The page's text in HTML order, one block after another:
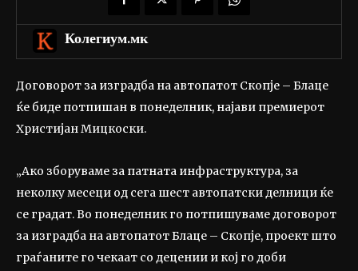
Колегиум.мк
Договорот за изградба на автопатот Скопје – Блаце
ќе биде потпишан в понеделник, најави премиерот
Христијан Мицкоски.
„Ако зборуваме за патната инфраструктура, за
неколку месеци од сега шест автопатски делници ќе
се градат. Во понеделник го потпишуваме договорот
за изградба на автопатот Блаце – Скопје, проект што
граѓаните го чекаат со децении и кој го доби